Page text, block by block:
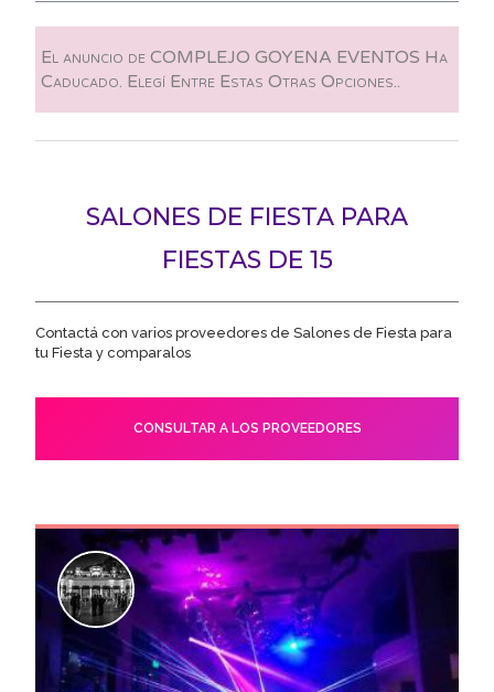
El anuncio de COMPLEJO GOYENA EVENTOS Ha
Caducado. Elegí Entre Estas Otras Opciones..
SALONES DE FIESTA PARA
FIESTAS DE 15
Contactá con varios proveedores de Salones de Fiesta para
tu Fiesta y comparalos
CONSULTAR A LOS PROVEEDORES